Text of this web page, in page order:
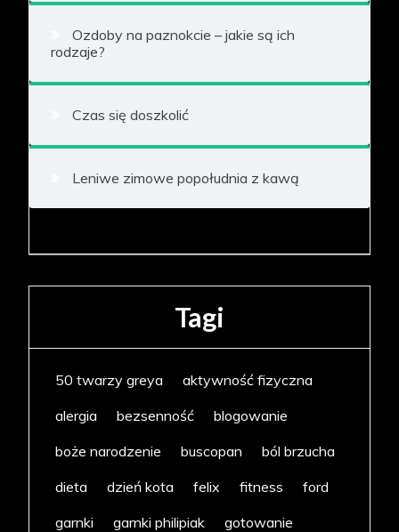
Ozdoby na paznokcie – jakie są ich
rodzaje?
Czas się doszkolić
Leniwe zimowe popołudnia z kawą
Tagi
50 twarzy greya
aktywność fizyczna
alergia
bezsenność
blogowanie
boże narodzenie
buscopan
ból brzucha
dieta
dzień kota felix fitness
ford
garnki
garnki philipiak
gotowanie